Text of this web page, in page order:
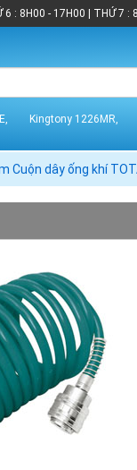
6 : 8H00 - 17H00 | THỨ 7 :
Kingtony 1226MR,
Cuộn dây ống khí
(4)
(5)